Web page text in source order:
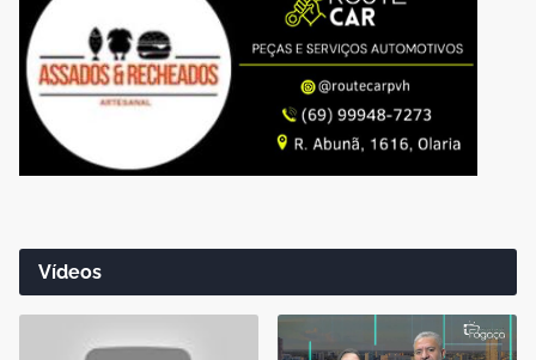
Vídeos